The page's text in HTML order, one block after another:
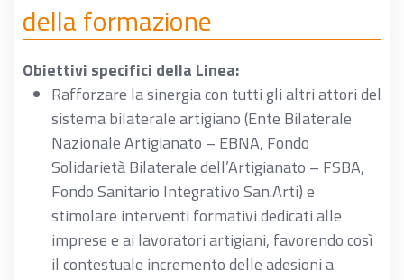
della formazione
Obiettivi specifici della Linea:
Rafforzare la sinergia con tutti gli altri attori del
sistema bilaterale artigiano (Ente Bilaterale
Nazionale Artigianato – EBNA, Fondo
Solidarietà Bilaterale dell’Artigianato – FSBA,
Fondo Sanitario Integrativo San.Arti) e
stimolare interventi formativi dedicati alle
imprese e ai lavoratori artigiani, favorendo così
il contestuale incremento delle adesioni a